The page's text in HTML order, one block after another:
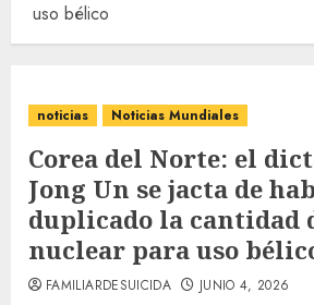
uso bélico
noticias Noticias Mundiales
Corea del Norte: el
Jong Un se jacta de
duplicado la cantidad
nuclear para uso
FAMILIARDESUICIDA JUNIO 4, 2026